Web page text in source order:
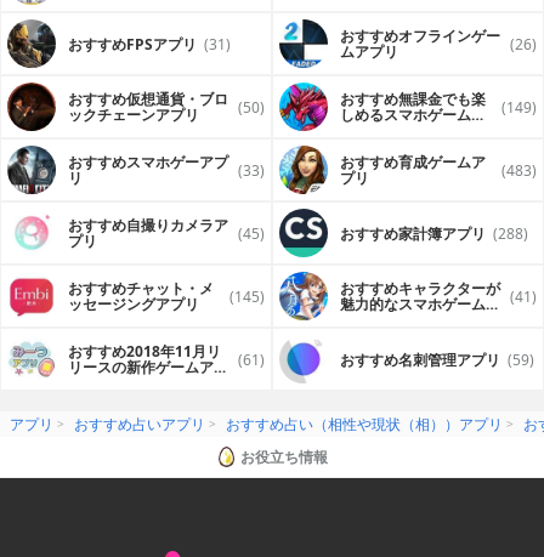
おすすめFPSアプリ (31) おすすめオフラインゲー
ムアプリ (26)
おすすめ仮想通貨・ブロ
ックチェーンアプリ (50) おすすめ無課金でも楽
しめるスマホゲームア (149)
おすすめスマホゲーアプ
リ (33) おすすめ育成ゲームア
プリ (483)
おすすめ自撮りカメラア
プリ (45) おすすめ家計簿アプリ (288)
おすすめチャット・メ
ッセージングアプリ (145) おすすめキャラクターが
魅力的なスマホゲームア (41)
おすすめ2018年11月リ
リースの新作ゲームアプ (61) おすすめ名刺管理アプリ (59)
アプリ おすすめ占いアプリ おすすめ占い（相性や現状（相））アプリ
お
お役立ち情報